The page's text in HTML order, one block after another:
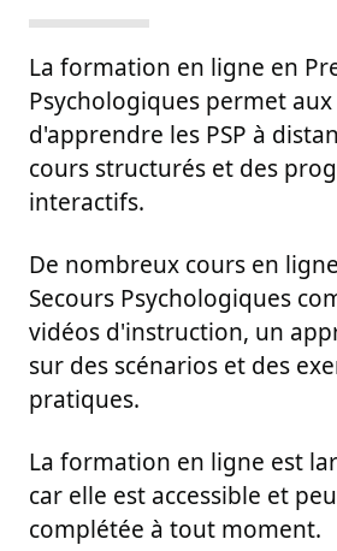
La formation en ligne en
Psychologiques permet
d'apprendre les PSP à
cours structurés et des
interactifs.
De nombreux cours en
Secours Psychologiques
vidéos d'instruction, un
sur des scénarios et des
pratiques.
La formation en ligne est
car elle est accessible et
complétée à tout moment.